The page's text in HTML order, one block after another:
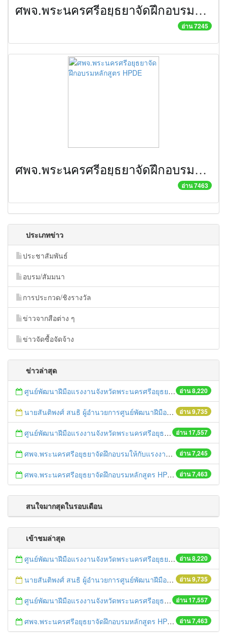
ศพจ.พระนครศรีอยุธยาจัดฝึกอบรมให้กับแรงงานในสถานประกอบกิจการ
อ่าน 7245
ศพจ.พระนครศรีอยุธยาจัดฝึกอบรมหลักสูตร HPDE
อ่าน 7463
ประเภทข่าว
ประชาสัมพันธ์
อบรม/สัมมนา
การประกวด/ชิงรางวัล
ข่าวจากสือต่าง ๆ
ข่าวจัดซื้อจัดจ้าง
ข่าวล่าสุด
อ่าน 8,220
ศูนย์พัฒนาฝีมือแรงงานจังหวัดพระนครศรีอยุธยาจัดฝึกอบรมให้กับพนักงานในสถานประกอบกิจการ
อ่าน 9,735
นายสันติพงศ์ สนธิ ผู้อำนวยการศูนย์พัฒนาฝีมือแรงงานจังหวัดพระนครศรีอยุธยามอบวุฒิบัตรให้กับผู้เข้ารับการฝึกอบรม
อ่าน 17,557
ศูนย์พัฒนาฝีมือแรงงานจังหวัดพระนครศรีอยุธยาจัดฝึกอบรมคอมพิวเตอร์
อ่าน 7,245
ศพจ.พระนครศรีอยุธยาจัดฝึกอบรมให้กับแรงงานในสถานประกอบกิจการ
อ่าน 7,463
ศพจ.พระนครศรีอยุธยาจัดฝึกอบรมหลักสูตร HPDE
สนใจมากสุดในรอบเดือน
เข้าชมล่าสุด
อ่าน 8,220
ศูนย์พัฒนาฝีมือแรงงานจังหวัดพระนครศรีอยุธยาจัดฝึกอบรมให้กับพนักงานในสถานประกอบกิจการ
อ่าน 9,735
นายสันติพงศ์ สนธิ ผู้อำนวยการศูนย์พัฒนาฝีมือแรงงานจังหวัดพระนครศรีอยุธยามอบวุฒิบัตรให้กับผู้เข้ารับการฝึกอบรม
อ่าน 17,557
ศูนย์พัฒนาฝีมือแรงงานจังหวัดพระนครศรีอยุธยาจัดฝึกอบรมคอมพิวเตอร์
อ่าน 7,463
ศพจ.พระนครศรีอยุธยาจัดฝึกอบรมหลักสูตร HPDE